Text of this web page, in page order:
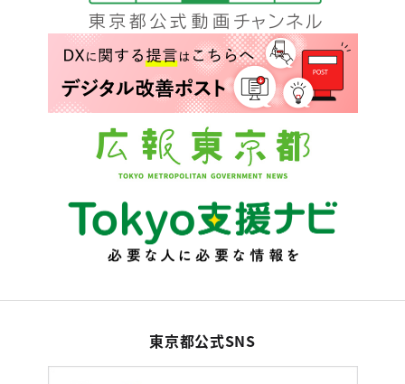
東京都公式SNS